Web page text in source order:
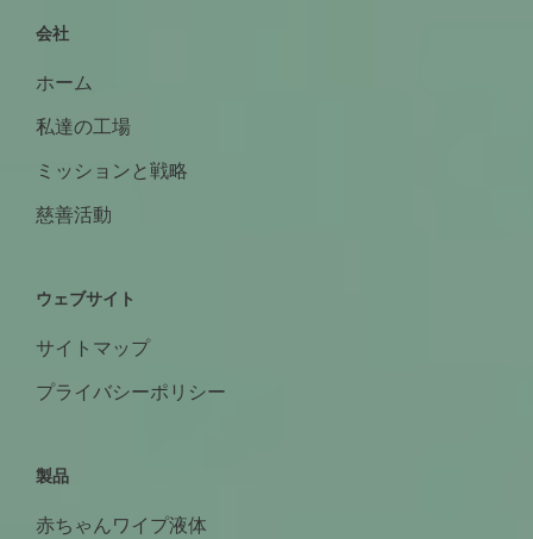
会社
ホーム
私達の工場
ミッションと戦略
慈善活動
ウェブサイト
サイトマップ
プライバシーポリシー
製品
赤ちゃんワイプ液体